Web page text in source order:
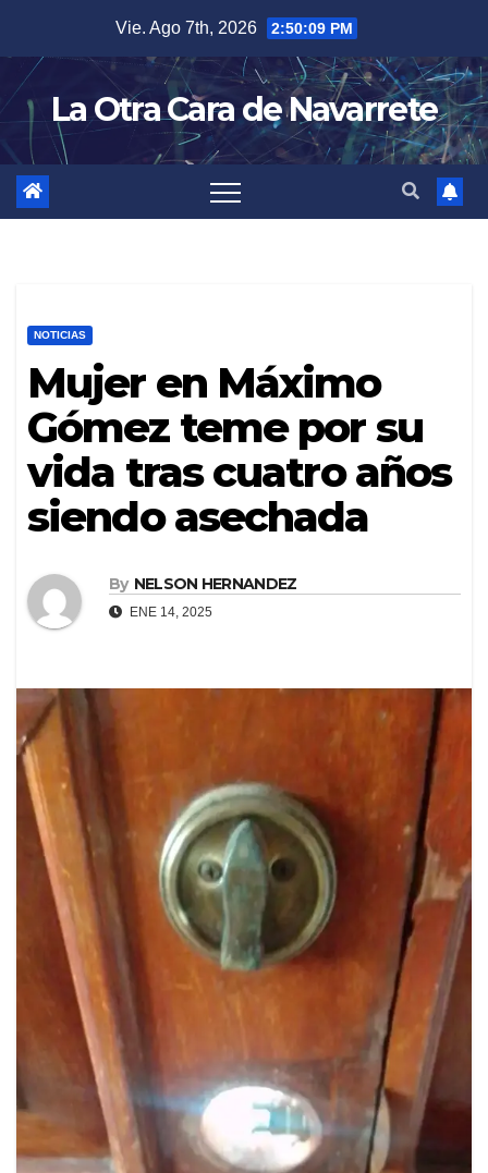
content
Vie. Ago 7th, 2026 2:50:10 PM
La Otra Cara de Navarrete
NOTICIAS
Mujer en Máximo
Gómez teme por su
vida tras cuatro años
siendo asechada
By NELSON HERNANDEZ
ENE 14, 2025